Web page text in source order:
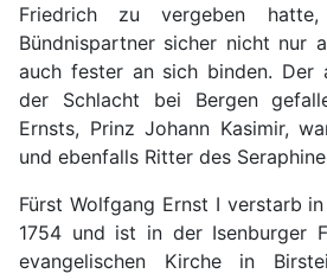
Friedrich zu vergeben
Bündnispartner sicher nicht nur
auch fester an sich binden. Der
der Schlacht bei Bergen
Ernsts, Prinz Johann Kasimir,
und ebenfalls Ritter des
Fürst Wolfgang Ernst I verstarb
1754 und ist in der Isenburger
evangelischen Kirche in